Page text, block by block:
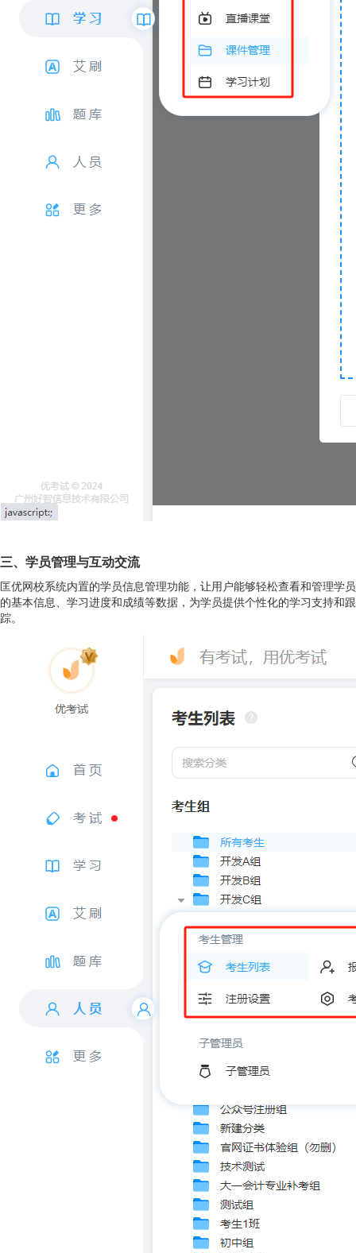
三、学员管理与互动交流
匡优网校系统内置的学员信息管理功能，让用户能够轻松查看和管理学员
的基本信息、学习进度和成绩等数据，为学员提供个性化的学习支持和跟
踪。